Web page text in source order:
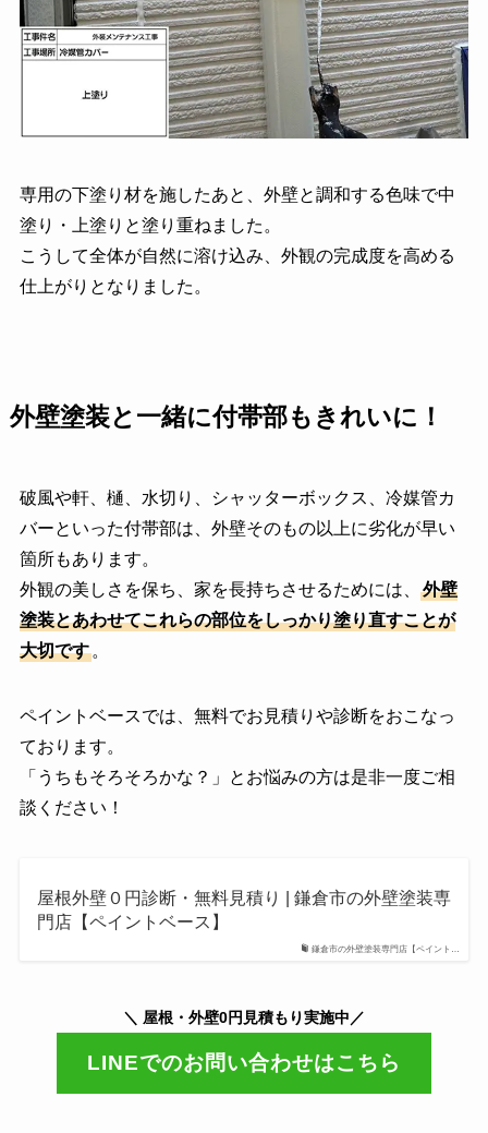
専用の下塗り材を施したあと、外壁と調和する色味で中
塗り・上塗りと塗り重ねました。
こうして全体が自然に溶け込み、外観の完成度を高める
仕上がりとなりました。
外壁塗装と一緒に付帯部もきれいに！
破風や軒、樋、水切り、シャッターボックス、冷媒管カ
バーといった付帯部は、外壁そのもの以上に劣化が早い
箇所もあります。
外観の美しさを保ち、家を長持ちさせるためには、
外壁
塗装とあわせてこれらの部位をしっかり塗り直すことが
大切です。
ペイントベースでは、無料でお見積りや診断をおこなっ
ております。
「うちもそろそろかな？」とお悩みの方は是非一度ご相
談ください！
鎌倉市の外壁塗装専門店【ペイント…
屋根外壁０円診断・無料⾒積り | 鎌倉市の外壁塗装専
門店【ペイントベース】
＼ 屋根・外壁0円見積もり実施中／
LINEでのお問い合わせはこちら